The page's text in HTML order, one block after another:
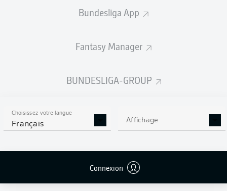
Bundesliga App
Fantasy Manager
BUNDESLIGA-GROUP
Choisissez votre langue
Français Affichage
Connexion
Jonas Urbig
Jomaine ConsbruchRobert Wagner
REMPLAÇANTS